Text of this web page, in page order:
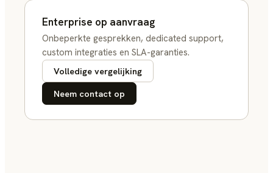
Enterprise op aanvraag
Onbeperkte gesprekken, dedicated support,
custom integraties en SLA-garanties.
Volledige vergelijking
Neem contact op